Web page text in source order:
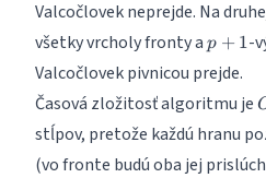
Valcočlovek neprejde. Na
všetky vrcholy fronty a p+1
p + 1-
Valcočlovek pivnicou prejde.
Časová zložitosť algoritmu je
stĺpov, pretože každú hranu
(vo fronte budú oba jej